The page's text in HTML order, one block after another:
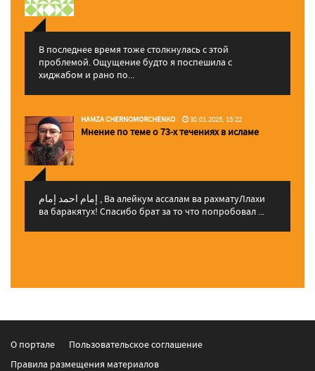
В последнее время тоже столкнулась с этой
проблемой. Ощущение будто я поспешила с
хиджабом и рано по...
HAMZA CHERNOMORCHENKO 30.01.2025, 15:22
Мнение по теме о 73-х течениях в исламе
إمام احمد إمام , Ва алейкум ассалам ва рахматуЛлахи
ва баракятух! Спасибо брат за то что попробовал ...
О портале
Пользовательское соглашение
Правила размещения материалов